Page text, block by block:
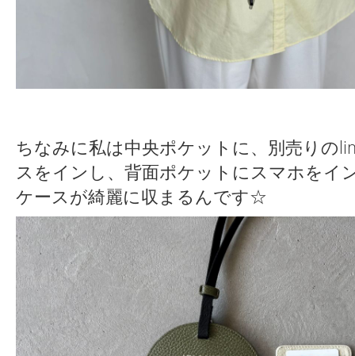
ちなみに私は中央ポケットに、別売りの
スをインし、背面ポケットにスマホをイ
ケースが綺麗に収まるんです☆